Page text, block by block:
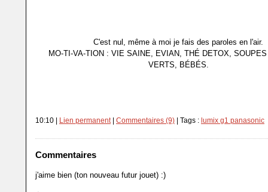
C'est nul, même à moi je fais des paroles en l'air.
MO-TI-VA-TION : VIE SAINE, EVIAN, THÉ DETOX,
VERTS, BÉBÉS.
10:10 | Lien permanent| Commentaires (9) | Tags : lumix g1 panasonic
Commentaires
j'aime bien (ton nouveau futur jouet) :)